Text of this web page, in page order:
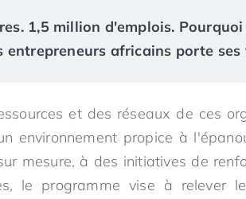
1,5 million d'emplois.
entrepreneurs africains porte
et des réseaux de ces
environnement propice à
mesure, à des initiatives de
le programme vise à relever